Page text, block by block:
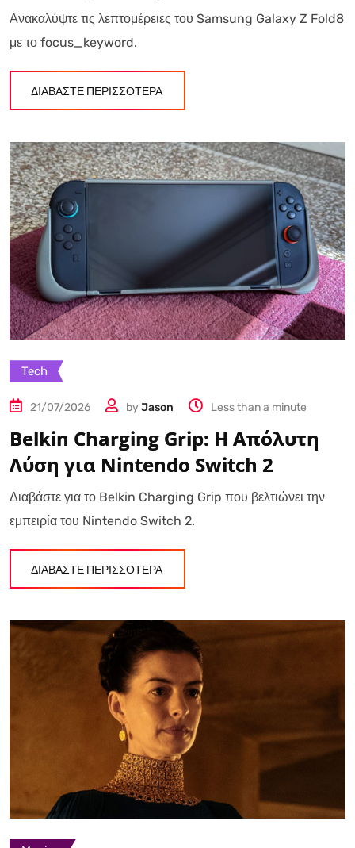
Ανακαλύψτε τις λεπτομέρειες του Samsung Galaxy Z Fold8
με το focus_keyword.
ΔΙΑΒΑΣΤΕ ΠΕΡΙΣΣΟΤΕΡΑ
Tech
21/07/2026 by Jason Less than a minute
Belkin Charging Grip: Η Απόλυτη
Λύση για Nintendo Switch 2
Διαβάστε για το Belkin Charging Grip που βελτιώνει την
εμπειρία του Nintendo Switch 2.
ΔΙΑΒΑΣΤΕ ΠΕΡΙΣΣΟΤΕΡΑ